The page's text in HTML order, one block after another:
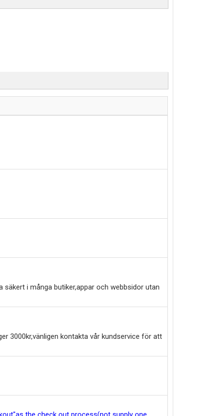
säkert i många butiker,appar och webbsidor utan
3000kr,vänligen kontakta vår kundservice för att